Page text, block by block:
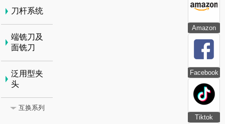
Amazon
Facebook
Tiktok
刀杆系统
端铣刀及
面铣刀
泛用型夹
头
互换系列